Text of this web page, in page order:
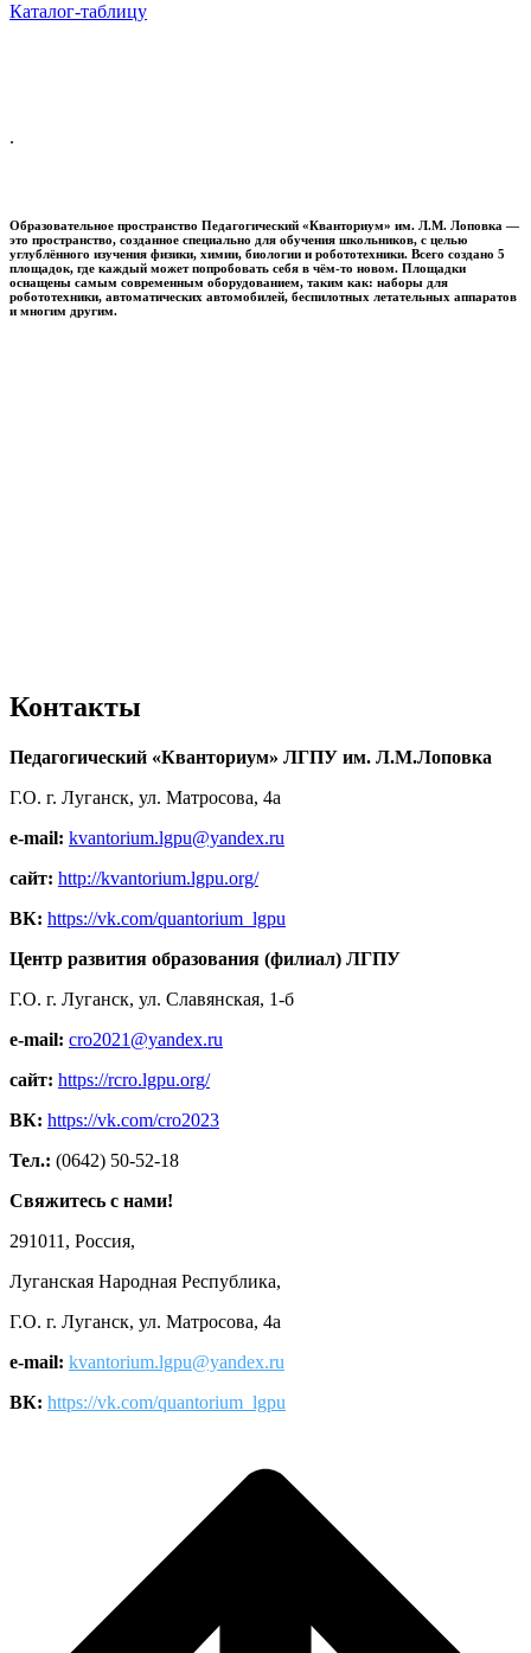
Каталог-таблицу
.
Образовательное пространство Педагогический «Кванториум» им. Л.М. Лоповка —
это пространство, созданное специально для обучения школьников, с целью
углублённого изучения физики, химии, биологии и робототехники. Всего создано 5
площадок, где каждый может попробовать себя в чём-то новом. Площадки
оснащены самым современным оборудованием, таким как: наборы для
робототехники, автоматических автомобилей, беспилотных летательных аппаратов
и многим другим.
Контакты
Педагогический «Кванториум» ЛГПУ им. Л.М.Лоповка
Г.О. г. Луганск, ул. Матросова, 4а
e-mail: kvantorium.lgpu@yandex.ru
сайт: http://kvantorium.lgpu.org/
ВК: https://vk.com/quantorium_lgpu
Центр развития образования (филиал) ЛГПУ
Г.О. г. Луганск, ул. Славянская, 1-б
e-mail: cro2021@yandex.ru
сайт: https://rcro.lgpu.org/
ВК: https://vk.com/cro2023
Тел.: (0642) 50-52-18
Свяжитесь с нами!
291011, Россия,
Луганская Народная Республика,
Г.О. г. Луганск, ул. Матросова, 4а
e-mail: kvantorium.lgpu@yandex.ru
ВК: https://vk.com/quantorium_lgpu